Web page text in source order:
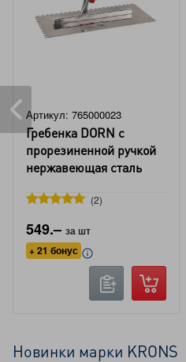
Артикул: 765000023
Гребенка DORN с
прорезиненной ручкой
нержавеющая сталь
2
549.– за шт
+ 21 бонус
Новинки марки KRONS